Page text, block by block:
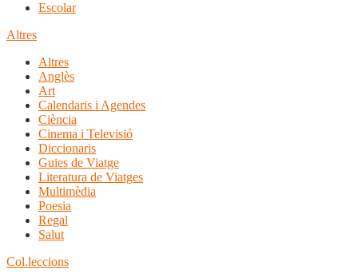
Escolar
Altres
Altres
Anglès
Art
Calendaris i Agendes
Ciència
Cinema i Televisió
Diccionaris
Guies de Viatge
Literatura de Viatges
Multimèdia
Poesia
Regal
Salut
Col.leccions